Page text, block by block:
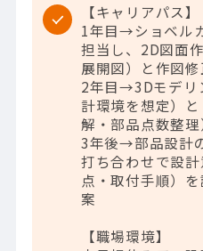
【キャリアパス】
1年目→ショベル
担当し、2D図面
展開図）と作図
2年目→3Dモデリ
計環境を想定）
解・部品点数整
3年後→部品設計
打ち合わせで設
点・取付手順）
案
【職場環境】